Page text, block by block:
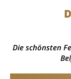
Die schönsten